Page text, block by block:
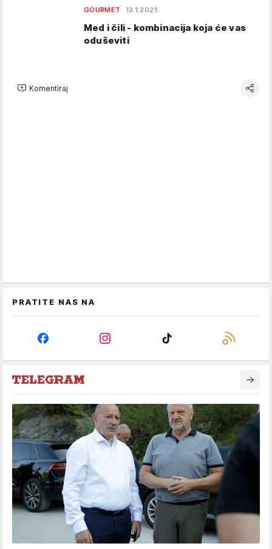
GOURMET 13.1.2021.
Med i čili - kombinacija koja će vas
oduševiti
Komentiraj
PRATITE NAS NA